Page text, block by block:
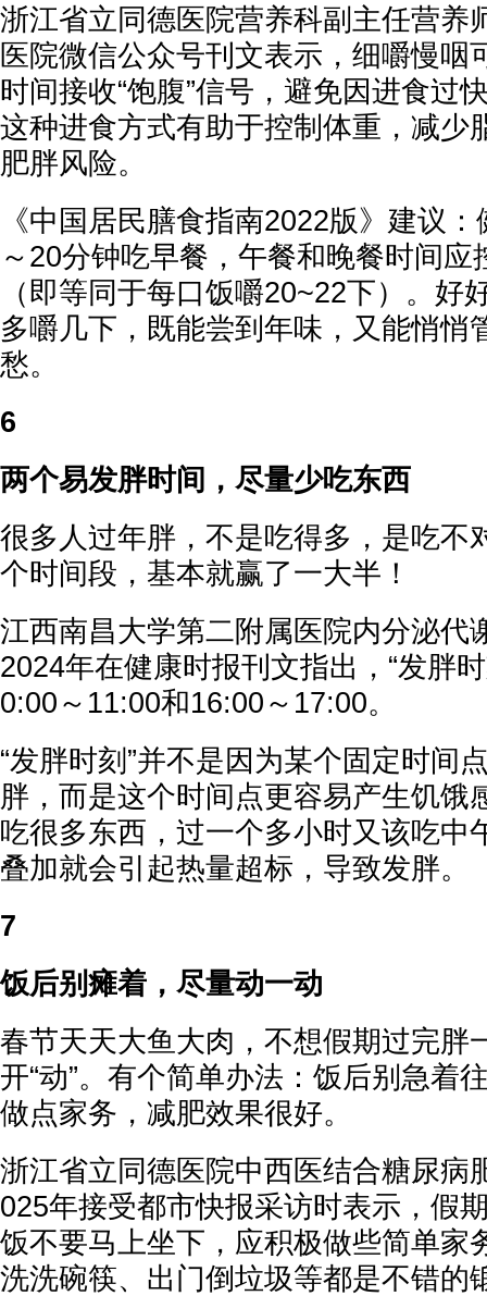
浙江省立同德医院营养科副主任营养
医院微信公众号刊文表示，细嚼慢咽
时间接收“饱腹”信号，避免因进食过
这种进食方式有助于控制体重，减少
肥胖风险。
《中国居民膳食指南2022版》建议
～20分钟吃早餐，午餐和晚餐时间应
（即等同于每口饭嚼20~22下）。好
多嚼几下，既能尝到年味，又能悄悄
愁。
6
两个易发胖时间，尽量少吃东西
很多人过年胖，不是吃得多，是吃不
个时间段，基本就赢了一大半！
江西南昌大学第二附属医院内分泌代
2024年在健康时报刊文指出，“发胖
0:00～11:00和16:00～17:00。
“发胖时刻”并不是因为某个固定时间
胖，而是这个时间点更容易产生饥饿
吃很多东西，过一个多小时又该吃中
叠加就会引起热量超标，导致发胖。
7
饭后别瘫着，尽量动一动
春节天天大鱼大肉，不想假期过完胖
开“动”。有个简单办法：饭后别急着
做点家务，减肥效果很好。
浙江省立同德医院中西医结合糖尿病
025年接受都市快报采访时表示，假
饭不要马上坐下，应积极做些简单家
洗洗碗筷、出门倒垃圾等都是不错的